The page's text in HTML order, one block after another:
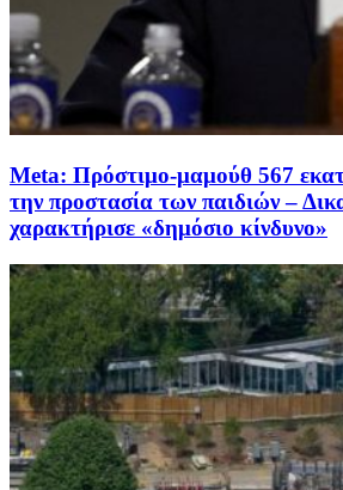
Meta: Πρόστιμο-μαμούθ 567
την προστασία των παιδιών –
χαρακτήρισε «δημόσιο κίνδυνο»